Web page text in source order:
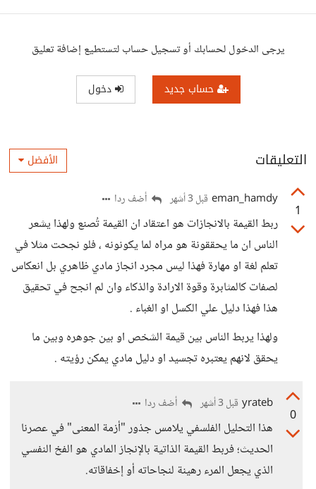
يرجى الدخول لحسابك أو تسجيل حساب لتستطيع إضافة تعليق
حساب جديد دخول
التعليقات الأفضل
1
eman_hamdy قبل 3 أشهر أضف ردا
ربط القيمة بالانجازات هو اعتقاد ان القيمة تُصنع ولهذا يشعر
الناس ان ما يحققونة هو مراه لما يكونونه ، فلو نجحت مثلا في
تعلم لغة او مهارة فهذا ليس مجرد انجاز مادي ظاهري بل انعكاس
لصفات كالمثابرة وقوة الارادة والذكاء وان لم انجح في تحقيق
هذا فهذا دليل علي الكسل او الغباء .
ولهذا يربط الناس بين قيمة الشخص او بين جوهره وبين ما
يحقق لانهم يعتبره تجسيد او دليل مادي يمكن رؤيته .
0
yrateb قبل 3 أشهر أضف ردا
هذا التحليل الفلسفي يلامس جذور "أزمة المعنى" في عصرنا
الحديث؛ فربط القيمة الذاتية بالإنجاز المادي هو الفخ النفسي
الذي يجعل المرء رهينة لنجاحاته أو إخفاقاته.